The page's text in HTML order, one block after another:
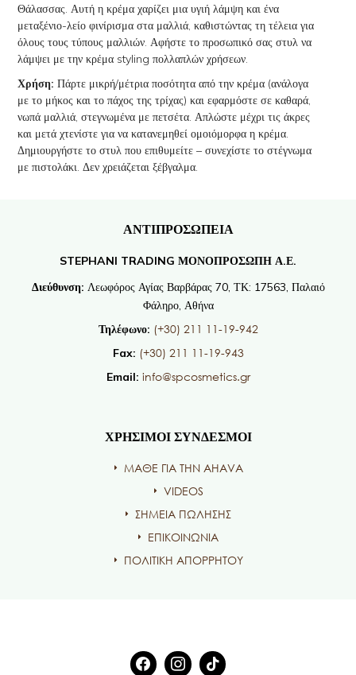
Θάλασσας. Αυτή η κρέμα χαρίζει μια υγιή λάμψη και ένα
μεταξένιο-λείο φινίρισμα στα μαλλιά, καθιστώντας τη τέλεια για
όλους τους τύπους μαλλιών. Αφήστε το προσωπικό σας στυλ να
λάμψει με την κρέμα styling πολλαπλών χρήσεων.
Χρήση:Πάρτε μικρή/μέτρια ποσότητα από την κρέμα (ανάλογα
με το μήκος και το πάχος της τρίχας) και εφαρμόστε σε καθαρά,
νωπά μαλλιά, στεγνωμένα με πετσέτα. Απλώστε μέχρι τις άκρες
και μετά χτενίστε για να κατανεμηθεί ομοιόμορφα η κρέμα.
Δημιουργήστε το στυλ που επιθυμείτε – συνεχίστε το στέγνωμα
με πιστολάκι. Δεν χρειάζεται ξέβγαλμα.
ΑΝΤΙΠΡΟΣΩΠΕΙΑ
STEPHANI TRADING ΜΟΝΟΠΡΟΣΩΠΗ Α.Ε.
Διεύθυνση: Λεωφόρος Αγίας Βαρβάρας 70, ΤΚ: 17563, Παλαιό
Φάληρο, Αθήνα
Τηλέφωνο: (+30) 211 11-19-942
Fax: (+30) 211 11-19-943
Email: info@spcosmetics.gr
ΧΡΗΣΙΜΟΙ ΣΥΝΔΕΣΜΟΙ
ΜΑΘΕ ΓΙΑ ΤΗΝ AHAVA
VIDEOS
ΣΗΜΕΙΑ ΠΩΛΗΣΗΣ
ΕΠΙΚΟΙΝΩΝΙΑ
ΠΟΛΙΤΙΚΗ ΑΠΟΡΡΗΤΟΥ